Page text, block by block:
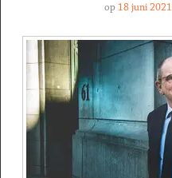
op 18 juni 2021